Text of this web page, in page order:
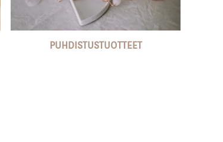
PUHDISTUSTUOTTEET